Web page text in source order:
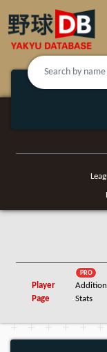
Player
Page
PRO
Stats